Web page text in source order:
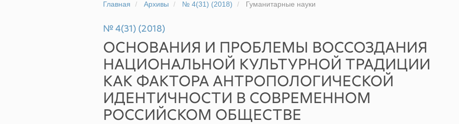
Главная Архивы № 4(31) (2018) Гуманитарные науки
№ 4(31) (2018)
ОСНОВАНИЯ И ПРОБЛЕМЫ ВОССОЗДАНИЯ
НАЦИОНАЛЬНОЙ КУЛЬТУРНОЙ ТРАДИЦИИ
КАК ФАКТОРА АНТРОПОЛОГИЧЕСКОЙ
ИДЕНТИЧНОСТИ В СОВРЕМЕННОМ
РОССИЙСКОМ ОБЩЕСТВЕ